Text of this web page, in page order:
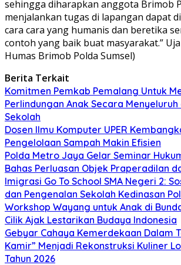
sehingga diharapkan anggota Brimob
menjalankan tugas di lapangan dapat
cara cara yang humanis dan beretika
contoh yang baik buat masyarakat.”
Humas Brimob Polda Sumsel)
Berita Terkait
Komitmen Pemkab Pemalang Untuk
Perlindungan Anak Secara
Sekolah
Dosen Ilmu Komputer UPER
Pengelolaan Sampah Makin Efisien
Polda Metro Jaya Gelar Seminar
Bahas Perluasan Objek Praperadilan
Imigrasi Go To School SMA Negeri 2:
dan Pengenalan Sekolah Kedinasan
Workshop Wayang untuk Anak di
Cilik Ajak Lestarikan Budaya Indonesia
Gebyar Cahaya Kemerdekaan Dalam
Kamir” Menjadi Rekonstruksi Kuliner
Tahun 2026